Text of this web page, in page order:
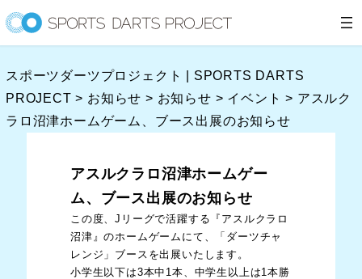
内
容
ス
キ
ッ
スポーツダーツプロジェクト | SPORTS DARTS
PROJECT > お知らせ > お知らせ > イベント > アスルク
ラロ沼津ホームゲーム、ブース出展のお知らせ
アスルクラロ沼津ホームゲー
ム、ブース出展のお知らせ
この度、Jリーグで活躍する『アスルクラロ
沼津』のホームゲームにて、「ダーツチャ
レンジ」ブースを出展いたします。
小学生以下は3本中1本、中学生以上は1本勝